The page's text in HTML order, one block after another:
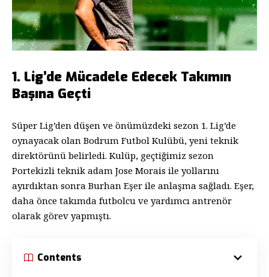
1. Lig’de Mücadele Edecek Takımın
Başına Geçti
Süper Lig’den düşen ve önümüzdeki sezon 1. Lig’de
oynayacak olan Bodrum Futbol Kulübü, yeni teknik
direktörünü belirledi. Kulüp, geçtiğimiz sezon
Portekizli teknik adam Jose Morais ile yollarını
ayırdıktan sonra Burhan Eşer ile anlaşma sağladı. Eşer,
daha önce takımda futbolcu ve yardımcı antrenör
olarak görev yapmıştı.
Contents